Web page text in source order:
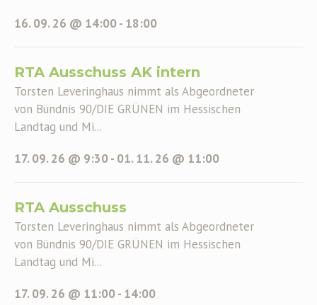
16. 09. 26 @ 14:00- 18:00
RTA Ausschuss AK intern
Torsten Leveringhaus nimmt als Abgeordneter
von Bündnis 90/DIE GRÜNEN im Hessischen
Landtag und Mi...
17. 09. 26 @ 9:30- 01. 11. 26 @ 11:00
RTA Ausschuss
Torsten Leveringhaus nimmt als Abgeordneter
von Bündnis 90/DIE GRÜNEN im Hessischen
Landtag und Mi...
17. 09. 26 @ 11:00- 14:00